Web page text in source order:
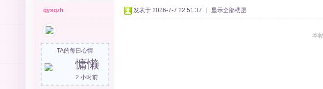
月
qysqzh
TA的每日心情
慵懒
2 小时前
发表于 2026-7-7 22:51:37 显示全部楼层
本